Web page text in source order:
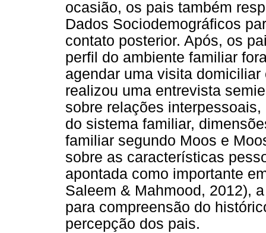
ocasião, os pais também
Dados Sociodemográficos
contato posterior. Após, os
perfil do ambiente familiar
agendar uma visita
realizou uma entrevista
sobre relações
do sistema familiar,
familiar segundo Moos e
sobre as características
apontada como importante
Saleem & Mahmood, 2012),
para compreensão do
percepção dos pais.